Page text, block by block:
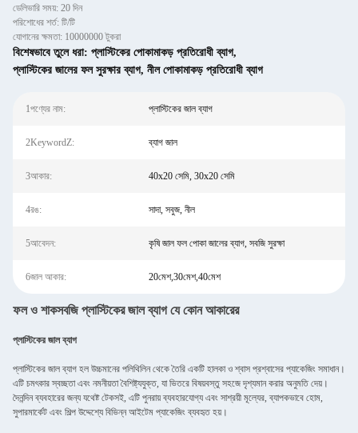
ডেলিভারি সময়: 20 দিন
পরিশোধের শর্ত: টি/টি
যোগানের ক্ষমতা: 10000000 টুকরা
বিশেষভাবে তুলে ধরা: প্লাস্টিকের পোকামাকড় প্রতিরোধী ব্যাগ,
প্লাস্টিকের জালের ফল সুরক্ষার ব্যাগ, নীল পোকামাকড় প্রতিরোধী ব্যাগ
1পণ্যের নাম: প্লাস্টিকের জাল ব্যাগ
2KeywordZ: ব্যাগ জাল
3আকার: 40x20 সেমি, 30x20 সেমি
4রঙ: সাদা, সবুজ, নীল
5আবেদন: কৃষি জাল ফল পোকা জালের ব্যাগ, সবজি সুরক্ষা
6জাল আকার: 20মেশ,30মেশ,40মেশ
ফল ও শাকসবজি প্লাস্টিকের জাল ব্যাগ যে কোন আকারের
প্লাস্টিকের জাল ব্যাগ
প্লাস্টিকের জাল ব্যাগ হল উচ্চমানের পলিথিলিন থেকে তৈরি একটি হালকা ও শ্বাস প্রশ্বাসের প্যাকেজিং সমাধান।
এটি চমৎকার স্বচ্ছতা এবং নমনীয়তা বৈশিষ্ট্যযুক্ত, যা ভিতরে বিষয়বস্তু সহজে দৃশ্যমান করার অনুমতি দেয়।
দৈনন্দিন ব্যবহারের জন্য যথেষ্ট টেকসই, এটি পুনরায় ব্যবহারযোগ্য এবং সাশ্রয়ী মূল্যের, ব্যাপকভাবে হোম,
সুপারমার্কেট এবং শিল্প উদ্দেশ্যে বিভিন্ন আইটেম প্যাকেজিং ব্যবহৃত হয়।